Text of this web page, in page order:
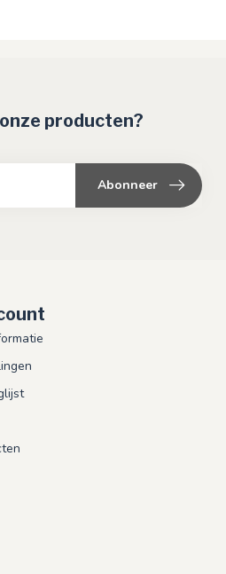
producten?
Abonneer